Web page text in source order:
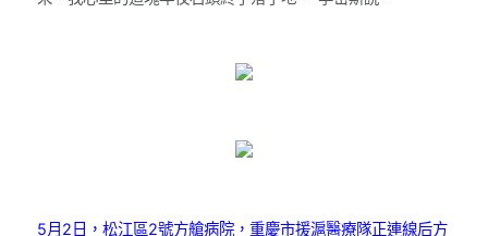
5月2日，松江區2號方艙病院，重慶市援滬醫療隊正連線后方